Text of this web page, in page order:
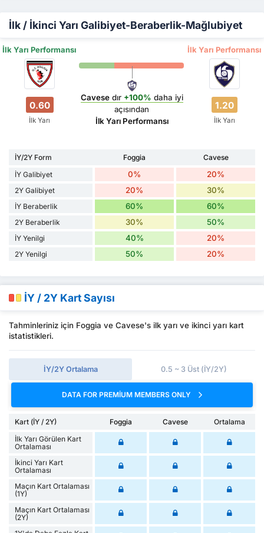
İlk / İkinci Yarı Galibiyet-Beraberlik-Mağlubiyet
İlk Yarı Performansı İlk Yarı Performansı
0.60
İlk Yarı
Cavesedır +100% daha iyi
açısından
İlk Yarı Performansı
1.20
İlk Yarı
İY/2Y Form Foggia
Cavese
İY Galibiyet
0% 20%
2Y Galibiyet 20% 30%
İY Beraberlik 60% 60%
2Y Beraberlik 30% 50%
İY Yenilgi 40% 20%
2Y Yenilgi 50% 20%
İY / 2Y Kart Sayısı
Tahminleriniz için Foggia ve Cavese's ilk yarı ve ikinci yarı kart
istatistikleri.
İY/2Y Ortalama 0.5 ~ 3 Üst (İY/2Y)
DATA FOR PREMIUM MEMBERS ONLY
Kart (İY / 2Y) Foggia Cavese
Ortalama
İlk Yarı Görülen Kart
Ortalaması
İkinci Yarı Kart
Ortalaması
Maçın Kart Ortalaması
(1Y)
Maçın Kart Ortalaması
(2Y)